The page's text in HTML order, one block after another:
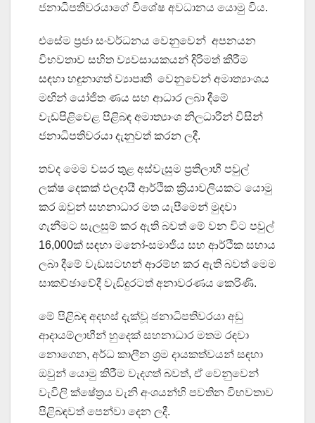
ජනාධිපතිවරයාගේ විශේෂ අවධානය යොමු විය.
එසේම ප්‍රජා සංවර්ධනය වෙනුවෙන් අපනයන
විභවතාව සහිත ව්‍යවසායකයන් දිරිමත් කිරීම
සඳහා හඳුනාගත් ව්‍යාපෘති වෙනුවෙන් අමාත්‍යාංශය
මඟින් යෝජිත ණය සහ ආධාර ලබා දීමේ
වැඩපිළිවෙළ පිළිබඳ අමාත්‍යාංශ නිලධාරීන් විසින්
ජනාධිපතිවරයා දැනුවත් කරන ලදී.
තවද මෙම වසර තුළ අස්වැසුම ප්‍රතිලාභී පවුල්
ලක්ෂ දෙකක් ඵලදායී ආර්ථික ක්‍රියාවලියකට යොමු
කර ඔවුන් සහනාධාර මත යැපීමෙන් මුදවා
ගැනීමට සැලසුම් කර ඇති බවත් මේ වන විට පවුල්
16,000ක් සඳහා මනෝ-සමාජීය සහ ආර්ථික සහාය
ලබා දීමේ වැඩසටහන් ආරම්භ කර ඇති බවත් මෙම
සාකච්ඡාවේදී වැඩිදුරටත් අනාවරණය කෙරිණි.
මේ පිළිබඳ අදහස් දැක්වූ ජනාධිපතිවරයා අඩු
ආදායම්ලාභීන් හුදෙක් සහනාධාර මතම රඳවා
නොගෙන, අර්ධ කාලීන ශ්‍රම දායකත්වයන් සඳහා
ඔවුන් යොමු කිරීම වැදගත් බවත්, ඒ වෙනුවෙන්
වැවිලි ක්ෂේත්‍රය වැනි අංශයන්හි පවතින විභවතාව
පිළිබඳවත් පෙන්වා දෙන ලදී.